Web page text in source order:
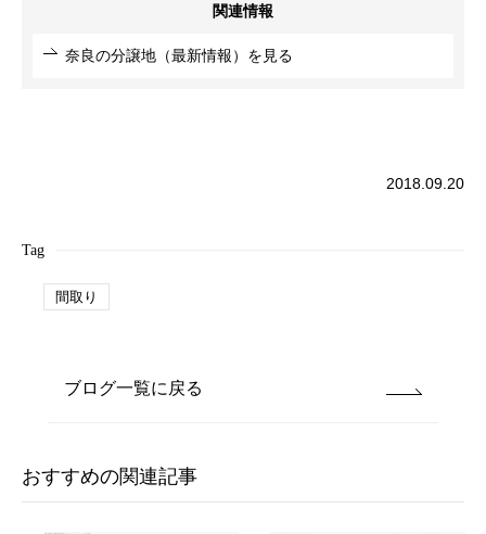
関連情報
奈良の分譲地（最新情報）を見る
2018.09.20
Tag
間取り
ブログ一覧に戻る
おすすめの関連記事